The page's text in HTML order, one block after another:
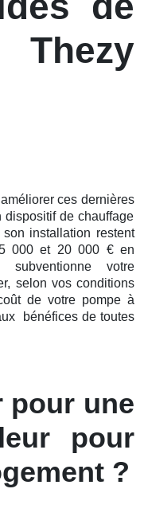
ces dernières
dispositif de chauffage
installation restent
000 et 20 000 € en
subventionne votre
selon vos conditions
de votre pompe à
bénéfices de toutes
pour une
pour
?